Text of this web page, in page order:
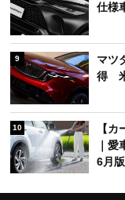
仕様
9
マツ
得
10
【
｜
6月版